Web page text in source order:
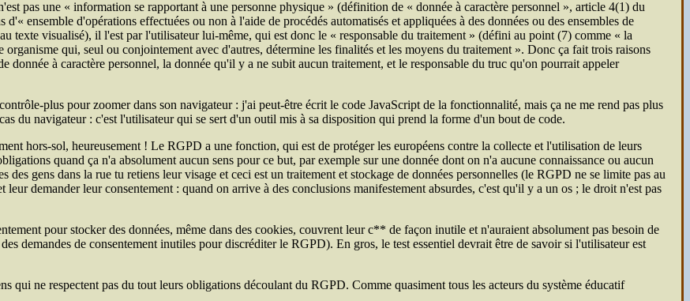
pas une « information se rapportant à une personne physique » (définition de « donnée à caractère personnel », article 4(1) du
ensemble d'opérations effectuées ou non à l'aide de procédés automatisés et appliquées à des données ou des ensembles de
texte visualisé), il l'est par l'utilisateur lui-même, qui est donc le « responsable du traitement » (défini au point (7) comme « la
qui, seul ou conjointement avec d'autres, détermine les finalités et les moyens du traitement ». Donc ça fait trois raisons
à caractère personnel, la donnée qu'il y a ne subit aucun traitement, et le responsable du truc qu'on pourrait appeler
plus pour zoomer dans son navigateur : j'ai peut-être écrit le code JavaScript de la fonctionnalité, mais ça ne me rend pas plus
du navigateur : c'est l'utilisateur qui se sert d'un outil mis à sa disposition qui prend la forme d'un bout de code.
hors-sol, heureusement ! Le RGPD a une fonction, qui est de protéger les européens contre la collecte et l'utilisation de leurs
quand ça n'a absolument aucun sens pour ce but, par exemple sur une donnée dont on n'a aucune connaissance ou aucun
gens dans la rue tu retiens leur visage et ceci est un traitement et stockage de données personnelles (le RGPD ne se limite pas au
demander leur consentement : quand on arrive à des conclusions manifestement absurdes, c'est qu'il y a un os ; le droit n'est pas
pour stocker des données, même dans des cookies, couvrent leur c** de façon inutile et n'auraient absolument pas besoin de
demandes de consentement inutiles pour discréditer le RGPD). En gros, le test essentiel devrait être de savoir si l'utilisateur est
qui ne respectent pas du tout leurs obligations découlant du RGPD. Comme quasiment tous les acteurs du système éducatif